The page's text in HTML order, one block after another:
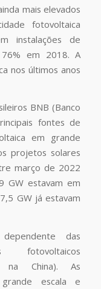
mais elevados
fotovoltaica
instalações de
76% em 2018. A
nos últimos anos
BNB (Banco
fontes de
em grande
projetos solares
março de 2022
GW estavam em
GW já estavam
das
na China). As
escala e